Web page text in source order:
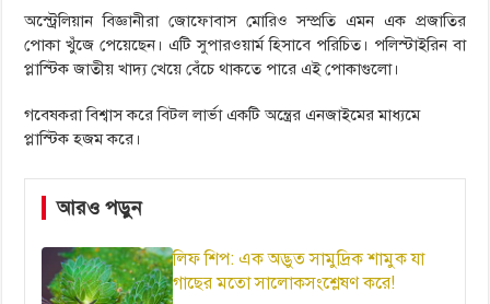
অস্ট্রেলিয়ান বিজ্ঞানীরা জোফোবাস মোরিও সম্প্রতি এমন এক প্রজাতির
পোকা খুঁজে পেয়েছেন। এটি সুপারওয়ার্ম হিসাবে পরিচিত। পলিস্টাইরিন বা
প্লাস্টিক জাতীয় খাদ্য খেয়ে বেঁচে থাকতে পারে এই পোকাগুলো।
গবেষকরা বিশ্বাস করে বিটল লার্ভা একটি অন্ত্রের এনজাইমের মাধ্যমে
প্লাস্টিক হজম করে।
আরও পড়ুন
লিফ শিপ: এক অদ্ভুত সামুদ্রিক শামুক যা
গাছের মতো সালোকসংশ্লেষণ করে!